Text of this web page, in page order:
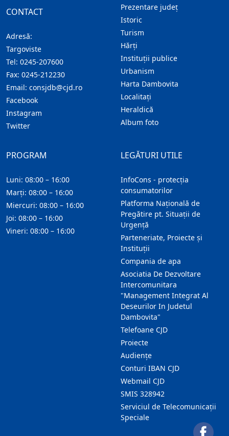
CONTACT
Adresă:
Targoviste
Tel: 0245-207600
Fax: 0245-212230
Email: consjdb@cjd.ro
Facebook
Instagram
Twitter
Prezentare judeţ
Istoric
Turism
Hărţi
Instituţii publice
Urbanism
Harta Dambovita
Localitaţi
Heraldică
Album foto
LEGĂTURI UTILE
InfoCons - protecția
consumatorilor
Platforma Națională de
Pregătire pt. Situații de
Urgență
Parteneriate, Proiecte și
Instituții
Compania de apa
Asociatia De Dezvoltare
Intercomunitara
"Management Integrat Al
Deseurilor In Judetul
Dambovita"
Telefoane CJD
Proiecte
Audienţe
Conturi IBAN CJD
Webmail CJD
SMIS 328942
Serviciul de Telecomunicații
Speciale
PROGRAM
Luni: 08:00 – 16:00
Marți: 08:00 – 16:00
Miercuri: 08:00 – 16:00
Joi: 08:00 – 16:00
Vineri: 08:00 – 16:00